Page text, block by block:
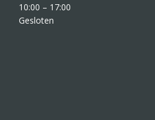
10:00 – 17:00
Gesloten